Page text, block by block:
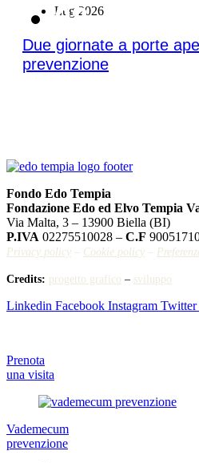
Lug 2026
08
Due giornate a porte
prevenzione
Fondo Edo Tempia
Fondazione Edo ed Elvo Tempia
Via Malta, 3 – 13900 Biella (BI)
P.IVA 02275510028 – C.F
Privacy policy – Cookie policy –
Credits: progetto grafico – sviluppo
Linkedin Facebook Instagram Twitter
Prenota
una visita
Vademecum
prevenzione